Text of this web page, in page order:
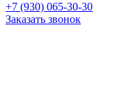
+7 (930) 065-30-30
Заказать звонок